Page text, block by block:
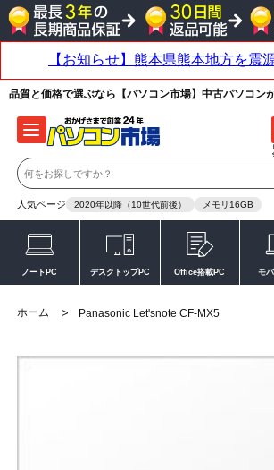
品質と価格で選ぶなら【パソコン市場】中古パソコン
人気ページ 2020年以降（10世代前後） メモリ16GB
ノートPC デスクトップPC Office搭載PC モ
ホーム > Panasonic Let'snote CF-MX5